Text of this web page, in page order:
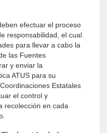
efectuar el proceso
responsabilidad, el cual
para llevar a cabo la
las Fuentes
y enviar la
ATUS para su
Estatales
el control y
recolección en cada